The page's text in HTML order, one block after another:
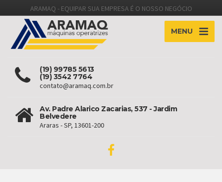
ARAMAQ - EQUIPAR SUA EMPRESA É O NOSSO NEGÓCIO
MENU
(19) 99785 5613
(19) 3542 7764
contato@aramaq.com.br
Av. Padre Alarico Zacarias, 537 - Jardim
Belvedere
Araras - SP, 13601-200